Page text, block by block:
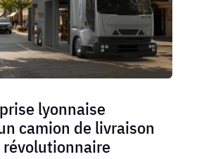
lyonnaise
camion de livraison
révolutionnaire